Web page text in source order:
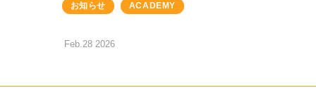
お知らせ ACADEMY
Feb.28 2026